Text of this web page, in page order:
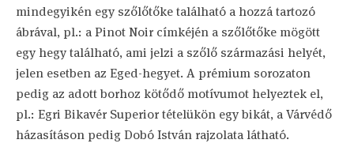
mindegyikén egy szőlőtőke található a hozzá tartozó
ábrával, pl.: a Pinot Noir címkéjén a szőlőtőke mögött
egy hegy található, ami jelzi a szőlő származási helyét,
jelen esetben az Eged-hegyet. A prémium sorozaton
pedig az adott borhoz kötődő motívumot helyeztek el,
pl.: Egri Bikavér Superior tételükön egy bikát, a Várvédő
házasításon pedig Dobó István rajzolata látható.